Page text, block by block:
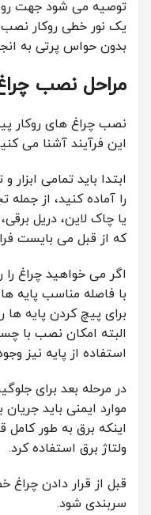
توصیه می شود جهت
یک نور خطی روکار نصب
بدون حواس پرتی به
مراحل نصب
نصب چراغ های روکار
این فرآیند آشنا می
ابتدا باید تمامی
را آماده کنید، از جمله
یا چاک لاین، دریل
که از قبل می بایست
اگر می خواهید چراغ
با فاصله مناسب پایه
برای پیچ کردن پایه
البته امکان نصب با
استفاده از پایه نیز
در مرحله بعد برای
موارد ایمنی باید
اینکه برق به طور
ولتاژ برق استفاده کرد.
قبل از قرار دادن چراغ
سربندی شود.